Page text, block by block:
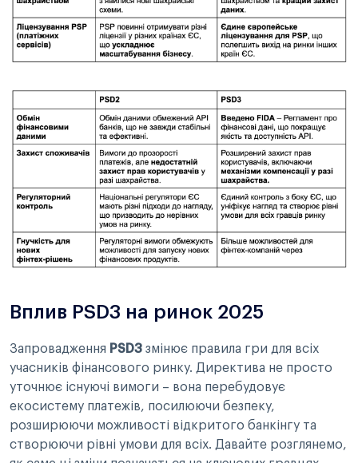
Вплив PSD3 на ринок 2025
Запровадження PSD3 змінює правила гри для всіх
учасників фінансового ринку. Директива не просто
уточнює існуючі вимоги – вона перебудовує
екосистему платежів, посилюючи безпеку,
розширюючи можливості відкритого банкінгу та
створюючи рівні умови для всіх. Давайте розглянемо,